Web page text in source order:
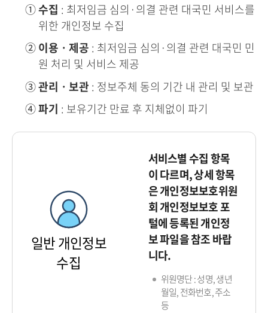
①수집 : 최저임금 심의·의결 관련 대국민 서비스를
위한 개인정보 수집
② 이용ㆍ제공 : 최저임금 심의·의결 관련 대국민 민
원 처리 및 서비스 제공
③관리ㆍ보관 : 정보주체 동의 기간 내 관리 및 보관
④파기 : 보유기간 만료 후 지체없이 파기
일반 개인정보
수집
서비스별 수집 항목
이 다르며, 상세 항목
은 개인정보보호위원
회 개인정보보호 포
털에 등록된 개인정
보 파일을 참조 바랍
니다.
위원명단 : 성명, 생년
월일, 전화번호, 주소
등